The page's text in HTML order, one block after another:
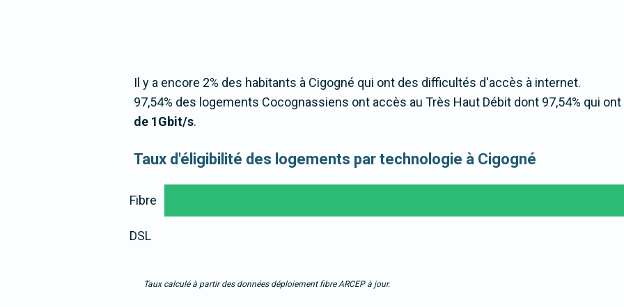
Il y a encore 2% des habitants à Cigogné qui ont des difficultés d'accès à internet.
97,54% des logements Cocognassiens ont accès au Très Haut Débit dont 97,54% qui
de 1Gbit/s.
Taux d'éligibilité des logements par technologie à Cigogné
Fibre
DSL
Taux calculé à partir des données déploiement fibre ARCEP à jour.